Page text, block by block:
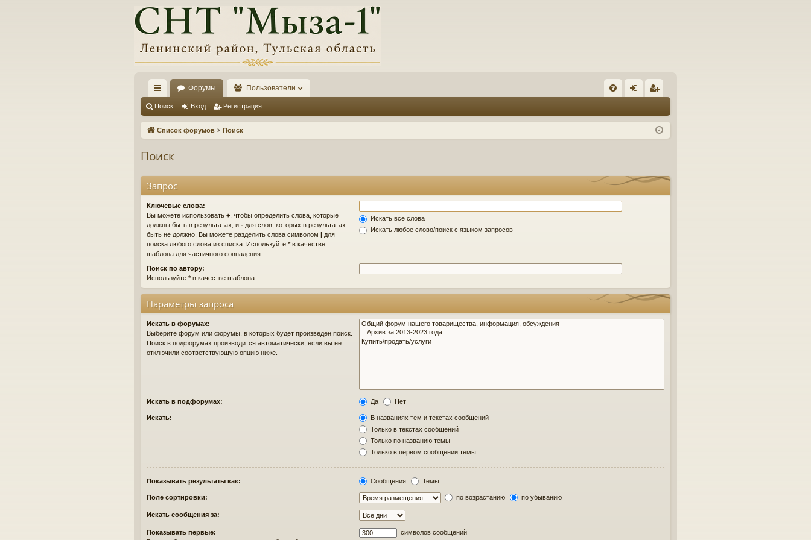
с
ы
и
Форумы Пользователи
Q д ис
ия
Поиск Вход Регистрация
Список форумов Поиск
Поиск
Запрос
Ключевые слова:
Вы можете использовать + , чтобы определить слова, которые
должны быть в результатах, и - для слов, которых в результатах
быть не должно. Вы можете разделить слова символом | для
поиска любого слова из списка. Используйте *в качестве
шаблона для частичного совпадения.
Искать все слова
Искать любое слово/поиск с языком запросов
Поиск по автору:
Используйте * в качестве шаблона.
Параметры запроса
Искать в форумах:
Выберите форум или форумы, в которых будет произведён поиск.
Поиск в подфорумах производится автоматически, если вы не
отключили соответствующую опцию ниже.
Искать в подфорумах: Да Нет
Искать:
В названиях тем и текстах сообщений
Только в текстах сообщений
Только по названию темы
Только в первом сообщении темы
Показывать результаты как: Сообщения Темы
Поле сортировки: по возрастанию по убыванию
Искать сообщения за:
Показывать первые:
символов сообщений